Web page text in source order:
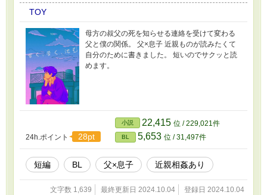
TOY
母方の叔父の死を知らせる連絡を受けて変わる
父と僕の関係。 父×息子 近親ものが読みたくて
自分のために書きました。 短いのでサクッと読
めます。
24h.ポイント 28pt
小説 22,415 位 / 229,021件
BL 5,653 位 / 31,497件
短編 BL 父×息子 近親相姦あり
文字数 1,639 最終更新日 2024.10.04 登録日 2024.10.04